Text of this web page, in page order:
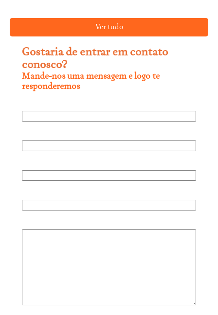
Ver tudo
Gostaria de entrar em contato
conosco?
Mande-nos uma mensagem e logo te
responderemos